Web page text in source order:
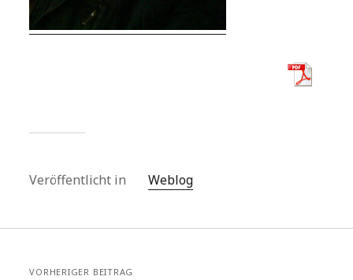
Veröffentlicht in Weblog
VORHERIGER BEITRAG